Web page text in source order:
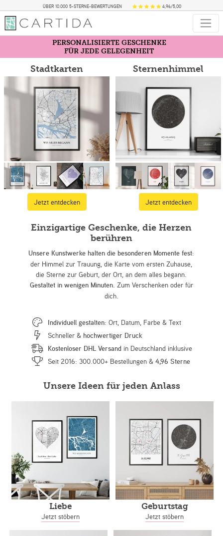
ÜBER 10.000 5-STERNE-BEWERTUNGEN 4,96/5,00
PERSONALISIERTE GESCHENKE
FÜR JEDE GELEGENHEIT
Stadtkarten
Jetzt entdecken
Sternenhimmel
Jetzt entdecken
Einzigartige Geschenke, die Herzen
berühren
Unsere Kunstwerke halten die besonderen Momente fest:
der Himmel zur Trauung, die Karte vom ersten Zuhause,
die Sterne zur Geburt, der Ort, an dem alles begann.
Gestaltet in wenigen Minuten. Zum Verschenken oder für
dich.
Individuell gestalten: Ort, Datum, Farbe & Text
Schneller & hochwertiger Druck
Kostenloser DHL Versandin Deutschland inklusive
Seit 2016: 300.000+ Bestellungen & 4,96 Sterne
Unsere Ideen für jeden Anlass
Liebe
Jetzt stöbern
Geburtstag
Jetzt stöbern